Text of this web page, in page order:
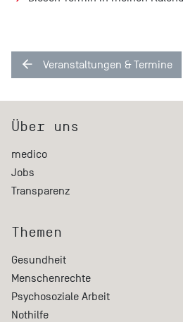
Veranstaltungen & Termine
Über uns
medico
Jobs
Transparenz
Themen
Gesundheit
Menschenrechte
Psychosoziale Arbeit
Nothilfe